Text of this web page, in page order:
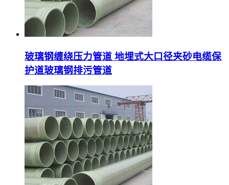
玻璃钢缠绕压力管道 地埋式大口径夹砂电缆保
护道玻璃钢排污管道